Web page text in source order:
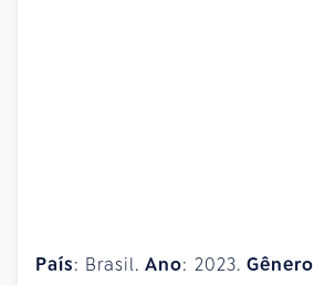
País: Brasil.Ano: 2023. Gênero